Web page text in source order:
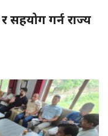
सहयोग गर्न राज्य